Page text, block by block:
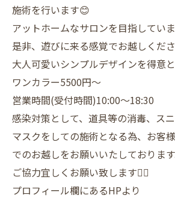
施術を行います😊
アットホームなサロンを目指してい
是非、遊びに来る感覚でお越しくだ
大人可愛いシンプルデザインを得意
ワンカラー5500円〜
営業時間(受付時間)10:00〜18:30
感染対策として、道具等の消毒、スニ
マスクをしての施術となる為、お客
でのお越しをお願いいたしております
ご協力宜しくお願い致します🙇‍♀️
プロフィール欄にあるHPより